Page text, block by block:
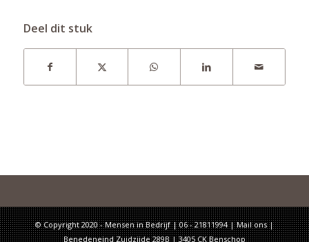
Deel dit stuk
© Copyright 2020 - Mensen in Bedrijf | 06 - 21811994 |Mail ons|
Benedeneind Zuidzijde 289B | 3405 CK Benschop